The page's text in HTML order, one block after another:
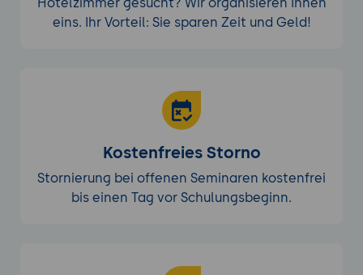
Hotelzimmer gesucht? Wir organisieren Ihnen
eins. Ihr Vorteil: Sie sparen Zeit und Geld!
Kostenfreies Storno
Stornierung bei offenen Seminaren kostenfrei
bis einen Tag vor Schulungsbeginn.